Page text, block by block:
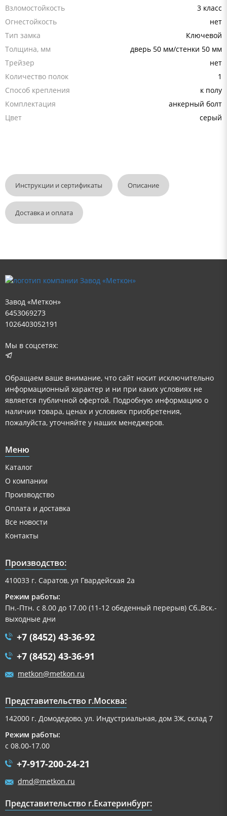
Взломостойкость
3 класс
Огнестойкость
нет
Тип замка
Ключевой
Толщина, мм
дверь 50 мм/стенки 50 мм
Трейзер
нет
Количество полок
1
Способ крепления
к полу
Комплектация
анкерный болт
Цвет
серый
Инструкции и сертификаты Описание
Доставка и оплата
Завод «Меткон»
6453069273
1026403052191
Мы в соцсетях:
Обращаем ваше внимание, что сайт носит исключительно
информационный характер и ни при каких условиях не
является публичной офертой. Подробную информацию о
наличии товара, ценах и условиях приобретения,
пожалуйста, уточняйте у наших менеджеров.
Меню
Каталог
О компании
Производство
Оплата и доставка
Все новости
Контакты
Производство:
410033 г. Саратов, ул Гвардейская 2а
Режим работы:
Пн.-Птн. с 8.00 до 17.00 (11-12 обеденный перерыв) Сб.,Вск.-
выходные дни
+7 (8452) 43-36-92
+7 (8452) 43-36-91
metkon@metkon.ru
Представительство г.Москва:
142000 г. Домодедово, ул. Индустриальная, дом 3Ж, склад 7
Режим работы:
с 08.00-17.00
+7-917-200-24-21
dmd@metkon.ru
Представительство г.Екатеринбург: